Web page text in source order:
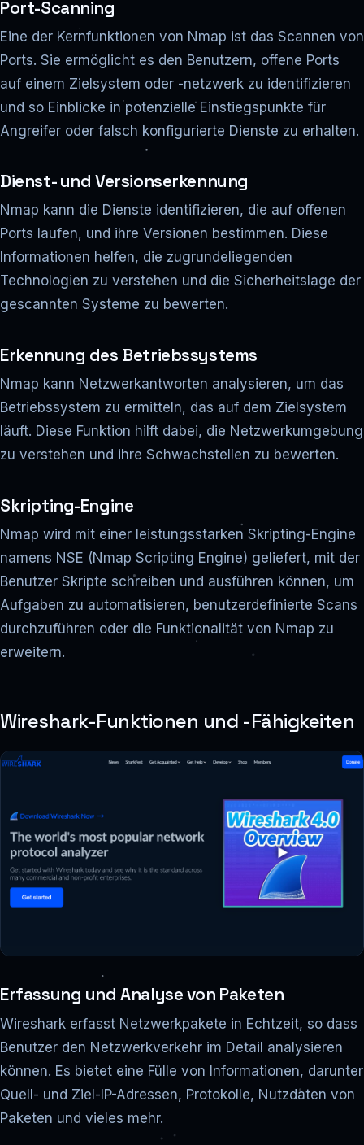
Port-Scanning
Eine der Kernfunktionen von Nmap ist das Scannen von
Ports. Sie ermöglicht es den Benutzern, offene Ports
auf einem Zielsystem oder -netzwerk zu identifizieren
und so Einblicke in potenzielle Einstiegspunkte für
Angreifer oder falsch konfigurierte Dienste zu erhalten.
Dienst- und Versionserkennung
Nmap kann die Dienste identifizieren, die auf offenen
Ports laufen, und ihre Versionen bestimmen. Diese
Informationen helfen, die zugrundeliegenden
Technologien zu verstehen und die Sicherheitslage der
gescannten Systeme zu bewerten.
Erkennung des Betriebssystems
Nmap kann Netzwerkantworten analysieren, um das
Betriebssystem zu ermitteln, das auf dem Zielsystem
läuft. Diese Funktion hilft dabei, die Netzwerkumgebung
zu verstehen und ihre Schwachstellen zu bewerten.
Skripting-Engine
Nmap wird mit einer leistungsstarken Skripting-Engine
namens NSE (Nmap Scripting Engine) geliefert, mit der
Benutzer Skripte schreiben und ausführen können, um
Aufgaben zu automatisieren, benutzerdefinierte Scans
durchzuführen oder die Funktionalität von Nmap zu
erweitern.
Wireshark-Funktionen und -Fähigkeiten
Erfassung und Analyse von Paketen
Wireshark erfasst Netzwerkpakete in Echtzeit, so dass
Benutzer den Netzwerkverkehr im Detail analysieren
können. Es bietet eine Fülle von Informationen, darunter
Quell- und Ziel-IP-Adressen, Protokolle, Nutzdaten von
Paketen und vieles mehr.